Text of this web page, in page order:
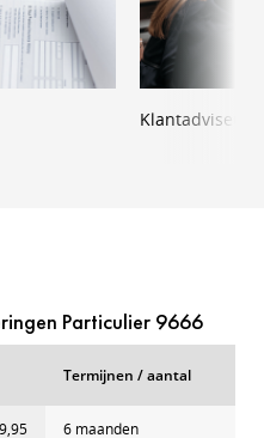
Klantadviseur
Particulier 9666
Termijnen / aantal
6 maanden